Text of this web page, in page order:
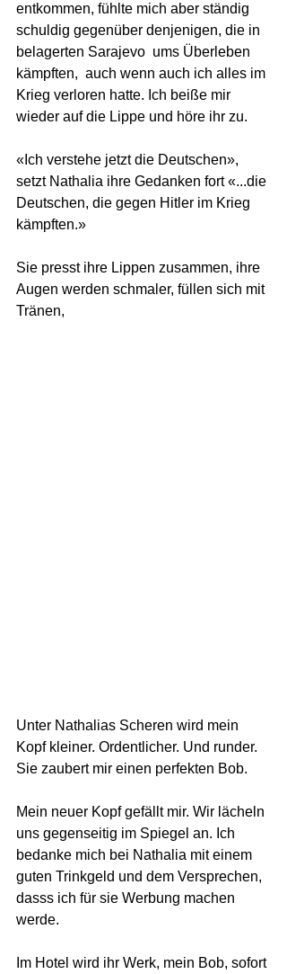
entkommen, fühlte mich aber ständig
schuldig gegenüber denjenigen, die in
belagerten Sarajevo  ums Überleben
kämpften,  auch wenn auch ich alles im
Krieg verloren hatte. Ich beiße mir
wieder auf die Lippe und höre ihr zu.
«Ich verstehe jetzt die Deutschen»,
setzt Nathalia ihre Gedanken fort «...die
Deutschen, die gegen Hitler im Krieg
kämpften.»
Sie presst ihre Lippen zusammen, ihre
Augen werden schmaler, füllen sich mit
Tränen,
Unter Nathalias Scheren wird mein
Kopf kleiner. Ordentlicher. Und runder.
Sie zaubert mir einen perfekten Bob.
Mein neuer Kopf gefällt mir. Wir lächeln
uns gegenseitig im Spiegel an. Ich
bedanke mich bei Nathalia mit einem
guten Trinkgeld und dem Versprechen,
dasss ich für sie Werbung machen
werde.
Im Hotel wird ihr Werk, mein Bob, sofort